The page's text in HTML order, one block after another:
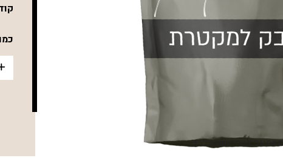
להמחשה בלבד